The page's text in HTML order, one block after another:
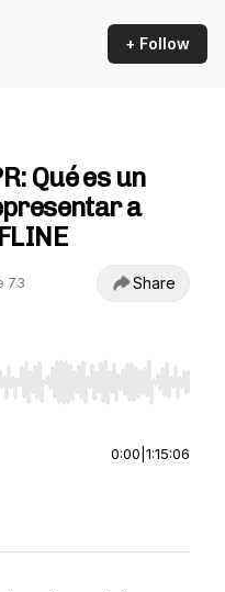
+ Follow
Qué es un
a
73 Share
Home/End to jump
0:00 1:15:06